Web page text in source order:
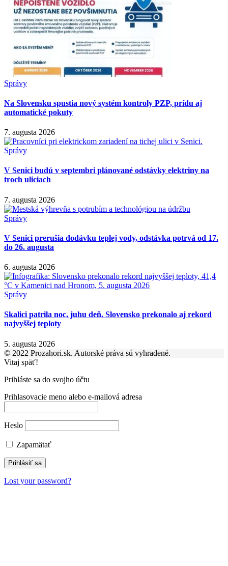
Správy
Na Slovensku spustia nový systém kontroly PZP, prídu aj
automatické pokuty
7. augusta 2026
Správy
V Senici budú v septembri plánované odstávky elektriny na
troch uliciach
7. augusta 2026
Správy
V Senici prerušia dodávku teplej vody, odstávka potrvá od 17.
do 26. augusta
6. augusta 2026
Správy
Skalici patrila noc, juhu deň. Slovensko prekonalo aj rekord
najvyššej teploty
5. augusta 2026
© 2022 Prozahori.sk. Autorské práva sú vyhradené.
Vitaj späť!
Prihláste sa do svojho účtu
Prihlasovacie meno alebo e-mailová adresa
Heslo
Zapamätať
Lost your password?